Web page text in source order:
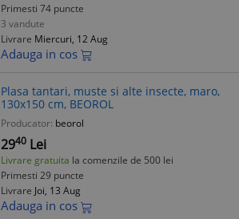
Primesti 74 puncte
3 vandute
Livrare Miercuri, 12 Aug
Adauga in cos
Plasa tantari, muste si alte insecte, maro,
130x150 cm, BEOROL
Producator: beorol
2940 Lei
Livrare gratuita la comenzile de 500 lei
Primesti 29 puncte
Livrare Joi, 13 Aug
Adauga in cos